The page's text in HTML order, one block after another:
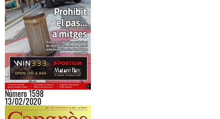
Número 1598
13/02/2020